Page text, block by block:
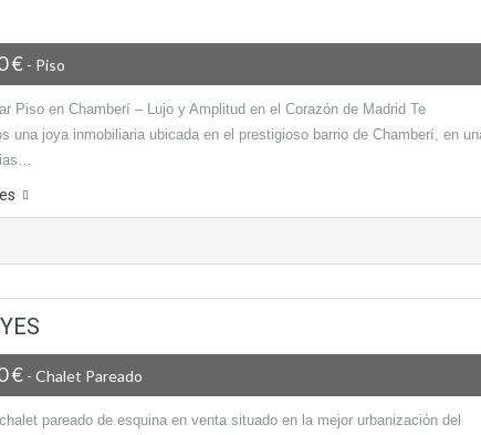
€ - Piso
Piso en Chamberí – Lujo y Amplitud en el Corazón de Madrid Te
una joya inmobiliaria ubicada en el prestigioso barrio de Chamberí, en
€ - Chalet Pareado
pareado de esquina en venta situado en la mejor urbanización del